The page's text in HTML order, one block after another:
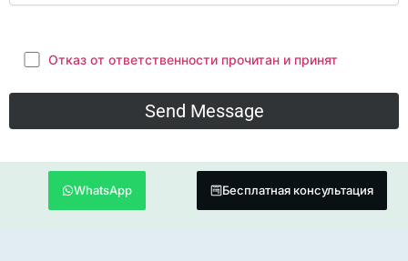
Отказ от ответственности прочитан и принят
WhatsApp Бесплатная консультация